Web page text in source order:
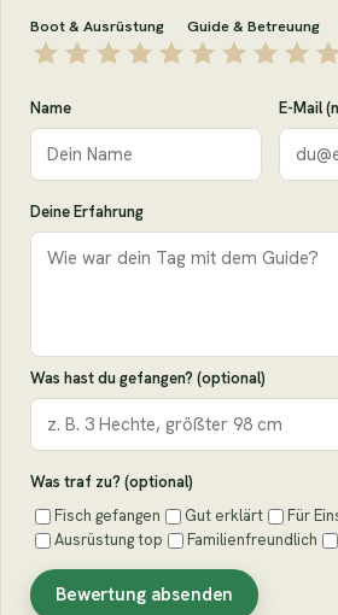
Boot & Ausrüstung Guide & Betreuung
Name E-Mail
Deine Erfahrung
Was hast du gefangen? (optional)
Was traf zu? (optional)
Fisch gefangen
Gut erklärt
Für
Ausrüstung top
Familienfreundlich
Bewertung absenden